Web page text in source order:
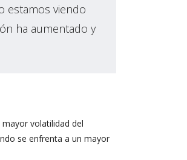
estamos viendo
ha aumentado y
volatilidad del
se enfrenta a un mayor